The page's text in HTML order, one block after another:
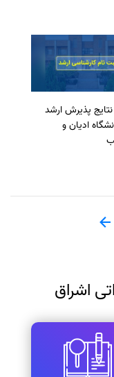
نتایج پذیرش ارشد
ادیان و
اشراق